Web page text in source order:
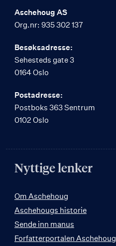
Aschehoug AS
Org.nr: 935 302 137
Besøksadresse:
Sehesteds gate 3
0164 Oslo
Postadresse:
Postboks 363 Sentrum
0102 Oslo
Nyttige lenker
Om Aschehoug
Aschehougs historie
Sende inn manus
Forfatterportalen Aschehoug